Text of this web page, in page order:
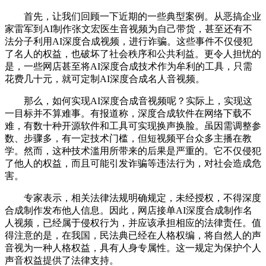
首先，让我们回顾一下近期的一些典型案例。从恶搞企业
家雷军到AI制作张文宏医生音视频为自己带货，甚至还有不
法分子利用AI深度合成视频，进行诈骗。这些事件不仅侵犯
了名人的权益，也破坏了社会秩序和公共利益。更令人担忧的
是，一些网店甚至将AI深度合成技术作为牟利的工具，只需
花费几十元，就可定制AI深度合成名人音视频。
那么，如何实现AI深度合成音视频呢？实际上，实现这
一目标并不算难事。有报道称，深度合成软件在网络下载不
难，有数十种开源软件和工具可实现换声换脸。虽因需调整参
数、步骤多，有一定技术门槛，但短视频平台众多主播在教
学。然而，这种技术滥用所带来的后果是严重的。它不仅侵犯
了他人的权益，而且可能引发诈骗等违法行为，对社会造成危
害。
专家表示，相关法律法规明确规定，未经授权，不得深度
合成制作发布他人信息。因此，网店接单AI深度合成制作名
人视频，已经属于侵权行为，并应该承担相应的法律责任。值
得注意的是，在我国，民法典已经在人格权编，将自然人的声
音视为一种人格权益，具有人身专属性。这一规定为保护个人
声音权益提供了法律支持。